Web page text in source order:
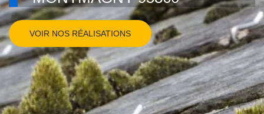
VOIR NOS RÉALISATIONS